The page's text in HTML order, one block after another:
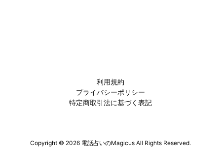
利用規約
プライバシーポリシー
特定商取引法に基づく表記
Copyright © 2026 電話占いのMagicus All Rights Reserved.